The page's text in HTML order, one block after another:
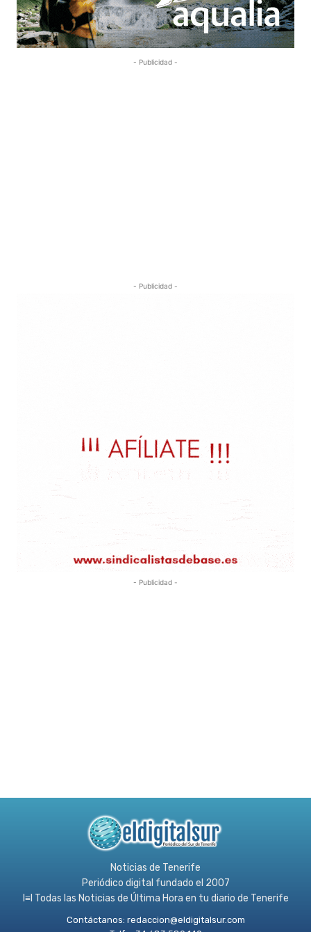
- Publicidad -
- Publicidad -
- Publicidad -
Noticias de Tenerife
Periódico digital fundado el 2007
l≡l Todas las Noticias de Última Hora en tu diario de Tenerife
Contáctanos: redaccion@eldigitalsur.com